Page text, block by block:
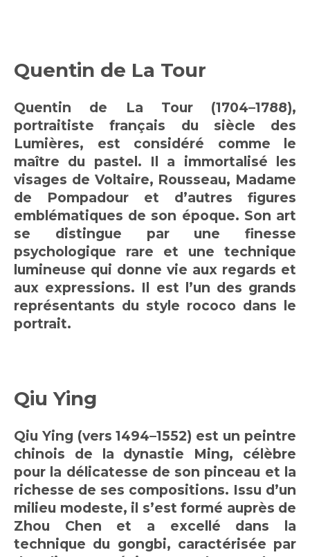
Quentin de La Tour
Quentin de La Tour (1704–1788),
portraitiste français du siècle des
Lumières, est considéré comme le
maître du pastel. Il a immortalisé les
visages de Voltaire, Rousseau, Madame
de Pompadour et d’autres figures
emblématiques de son époque. Son art
se distingue par une finesse
psychologique rare et une technique
lumineuse qui donne vie aux regards et
aux expressions. Il est l’un des grands
représentants du style rococo dans le
portrait.
Qiu Ying
Qiu Ying (vers 1494–1552) est un peintre
chinois de la dynastie Ming, célèbre
pour la délicatesse de son pinceau et la
richesse de ses compositions. Issu d’un
milieu modeste, il s’est formé auprès de
Zhou Chen et a excellé dans la
technique du gongbi, caractérisée par